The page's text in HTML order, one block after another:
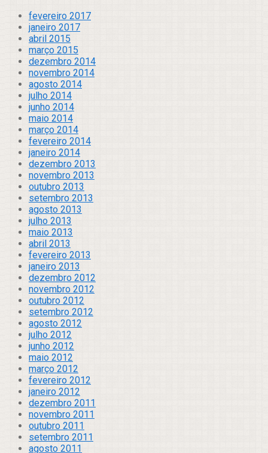
fevereiro 2017
janeiro 2017
abril 2015
março 2015
dezembro 2014
novembro 2014
agosto 2014
julho 2014
junho 2014
maio 2014
março 2014
fevereiro 2014
janeiro 2014
dezembro 2013
novembro 2013
outubro 2013
setembro 2013
agosto 2013
julho 2013
maio 2013
abril 2013
fevereiro 2013
janeiro 2013
dezembro 2012
novembro 2012
outubro 2012
setembro 2012
agosto 2012
julho 2012
junho 2012
maio 2012
março 2012
fevereiro 2012
janeiro 2012
dezembro 2011
novembro 2011
outubro 2011
setembro 2011
agosto 2011